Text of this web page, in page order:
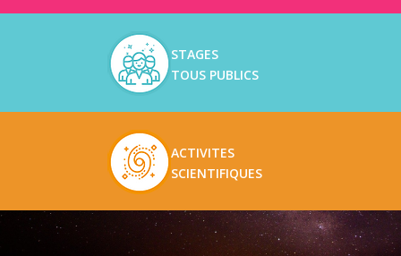
STAGES
TOUS PUBLICS
ACTIVITES
SCIENTIFIQUES